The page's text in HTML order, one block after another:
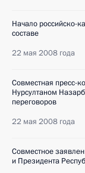
Начало российско-
составе
22 мая 2008 года
Совместная пресс-
Нурсултаном
переговоров
22 мая 2008 года
Совместное
и Президента